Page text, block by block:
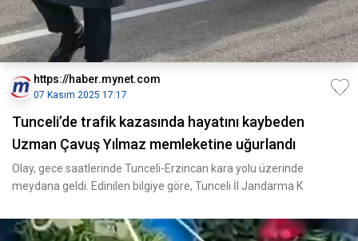
https://haber.mynet.com
07 Kasım 2025 17:17
Tunceli’de trafik kazasında hayatını kaybeden
Uzman Çavuş Yılmaz memleketine uğurlandı
Olay, gece saatlerinde Tunceli-Erzincan kara yolu üzerinde
meydana geldi. Edinilen bilgiye göre, Tunceli İl Jandarma K